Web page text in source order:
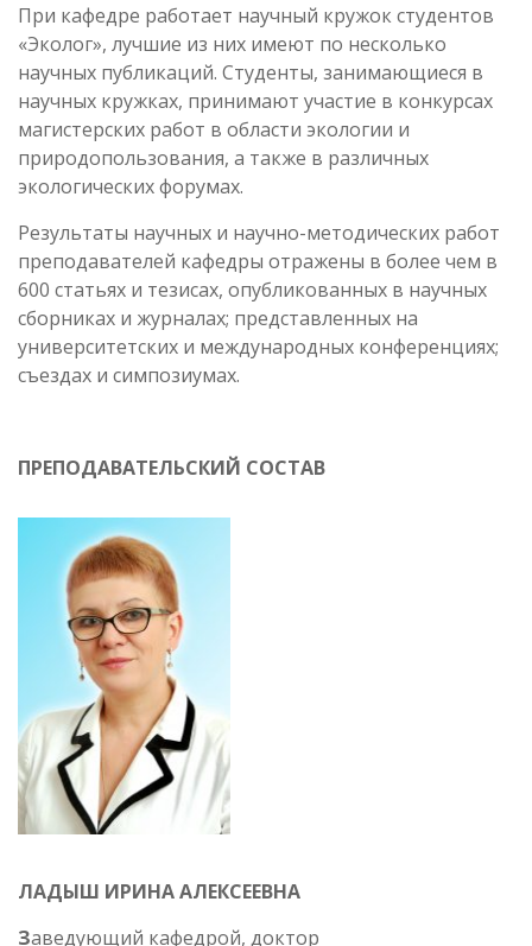
При кафедре работает научный кружок студентов
«Эколог», лучшие из них имеют по несколько
научных публикаций. Студенты, занимающиеся в
научных кружках, принимают участие в конкурсах
магистерских работ в области экологии и
природопользования, а также в различных
экологических форумах.
Результаты научных и научно-методических работ
преподавателей кафедры отражены в более чем в
600 статьях и тезисах, опубликованных в научных
сборниках и журналах; представленных на
университетских и международных конференциях;
съездах и симпозиумах.
ПРЕПОДАВАТЕЛЬСКИЙ СОСТАВ
ЛАДЫШ ИРИНА АЛЕКСЕЕВНА
Заведующий кафедрой, доктор